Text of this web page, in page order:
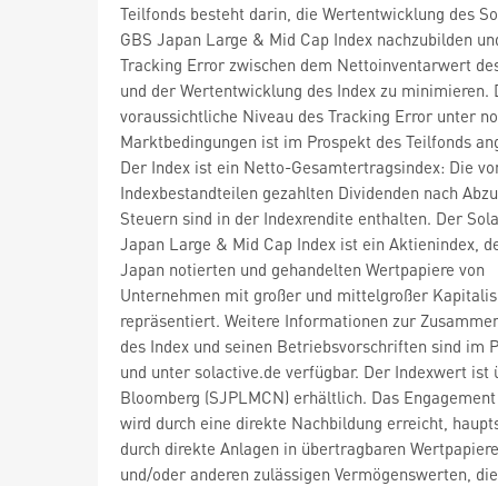
Teilfonds besteht darin, die Wertentwicklung des
GBS Japan Large & Mid Cap Index nachzubilden
Tracking Error zwischen dem Nettoinventarwert
und der Wertentwicklung des Index zu minimieren.
voraussichtliche Niveau des Tracking Error unter
Marktbedingungen ist im Prospekt des Teilfonds
Der Index ist ein Netto-Gesamtertragsindex: Die
Indexbestandteilen gezahlten Dividenden nach
Steuern sind in der Indexrendite enthalten. Der
Japan Large & Mid Cap Index ist ein Aktienindex,
Japan notierten und gehandelten Wertpapiere von
Unternehmen mit großer und mittelgroßer
repräsentiert. Weitere Informationen zur
des Index und seinen Betriebsvorschriften sind im
und unter solactive.de verfügbar. Der Indexwert ist
Bloomberg (SJPLMCN) erhältlich. Das
wird durch eine direkte Nachbildung erreicht,
durch direkte Anlagen in übertragbaren
und/oder anderen zulässigen Vermögenswerten,